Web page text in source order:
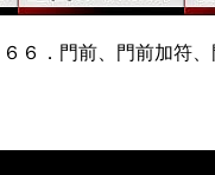
６６．門前、門前加符